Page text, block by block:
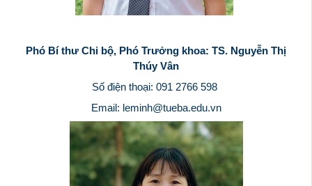
Phó Bí thư Chi bộ, Phó Trưởng khoa: TS. Nguyễn Thị
Thúy Vân
Số điện thoại: 091 2766 598
Email: leminh@tueba.edu.vn